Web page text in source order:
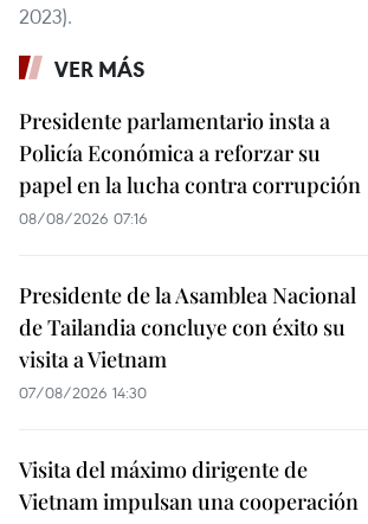
2023).
VER MÁS
Presidente parlamentario insta a
Policía Económica a reforzar su
papel en la lucha contra corrupción
08/08/2026 07:16
Presidente de la Asamblea Nacional
de Tailandia concluye con éxito su
visita a Vietnam
07/08/2026 14:30
Visita del máximo dirigente de
Vietnam impulsan una cooperación